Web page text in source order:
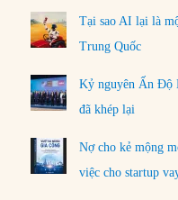
Tại sao AI lại là
Trung Quốc
Kỷ nguyên Ấn Độ
đã khép lại
Nợ cho kẻ mộng
việc cho startup